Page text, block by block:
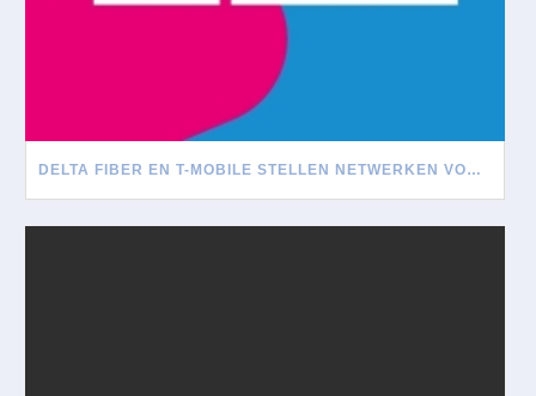
DELTA FIBER EN T-MOBILE STELLEN NETWERKEN VOOR ELKAAR OPEN